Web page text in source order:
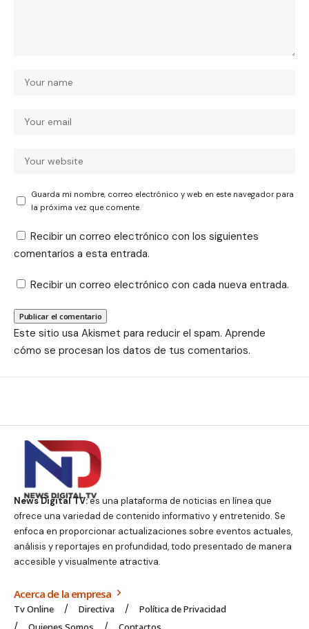
Guarda mi nombre, correo electrónico y web en este navegador para
la próxima vez que comente.
Recibir un correo electrónico con los siguientes
comentarios a esta entrada.
Recibir un correo electrónico con cada nueva entrada.
Este sitio usa Akismet para reducir el spam. Aprende
cómo se procesan los datos de tus comentarios.
News Digital TV:es una plataforma de noticias en línea que
ofrece una variedad de contenido informativo y entretenido. Se
enfoca en proporcionar actualizaciones sobre eventos actuales,
análisis y reportajes en profundidad, todo presentado de manera
accesible y visualmente atractiva.
Acerca de la empresa
Tv Online Directiva
Política de Privacidad